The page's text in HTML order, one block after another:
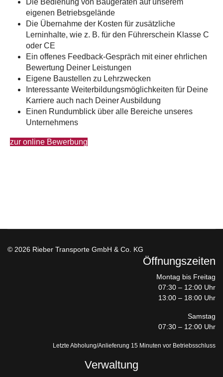
Die Bedienung von Baugeräten auf unserem
eigenen Betriebsgelände
Die Übernahme der Kosten für zusätzliche
Lerninhalte, wie z. B. für den Führerschein Klasse C
oder CE
Ein offenes Feedback-Gespräch mit einer ehrlichen
Bewertung Deiner Leistungen
Eigene Baustellen zu Lehrzwecken
Interessante Weiterbildungsmöglichkeiten für Deine
Karriere auch nach Deiner Ausbildung
Einen Rundumblick über alle Bereiche unseres
Unternehmens
zur online Bewerbung
© 2026 Rieber Transporte GmbH & Co. KG
Öffnungszeiten
Montag bis Freitag
07:30 – 12:00 Uhr
13:00 – 18:00 Uhr
Samstag
07:30 – 12:00 Uhr
Letzte Abholung/Anlieferung 15 Minuten vor Betriebsschluss
Verwaltung